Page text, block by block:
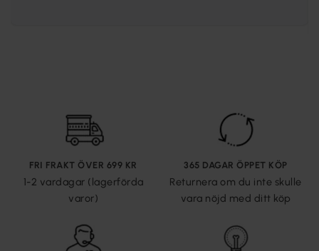
FRI FRAKT ÖVER 699 KR
1-2 vardagar (lagerförda
varor)
365 DAGAR ÖPPET KÖP
Returnera om du inte skulle
vara nöjd med ditt köp